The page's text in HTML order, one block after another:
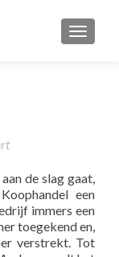
de slag gaat,
een
immers een
toegekend en,
verstrekt. Tot